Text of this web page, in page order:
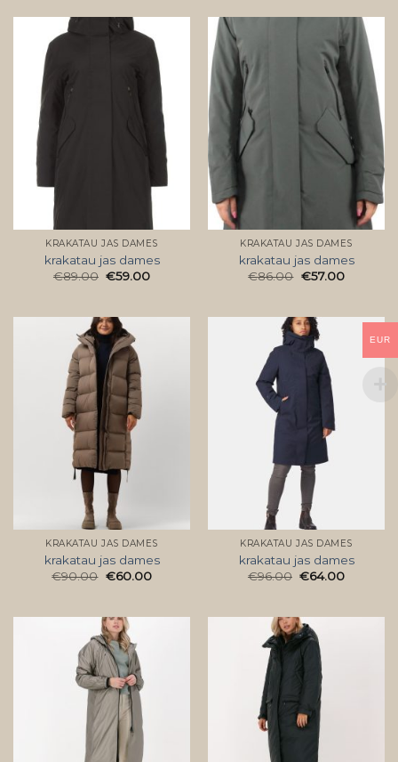
KRAKATAU JAS DAMES
krakatau jas dames
€89.00 €59.00
KRAKATAU JAS DAMES
krakatau jas dames
€86.00 €57.00
KRAKATAU JAS DAMES
krakatau jas dames
€90.00 €60.00
KRAKATAU JAS DAMES
krakatau jas dames
€96.00 €64.00
EUR